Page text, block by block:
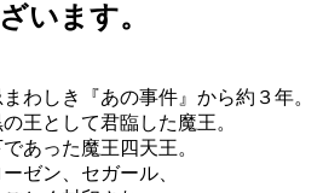
います。
わしき『あの事件』から約３年。
王として君臨した魔王。
あった魔王四天王。
ゼン、セガール、